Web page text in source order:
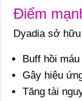
Điểm
Dyadia sở
Buff hồi
Gây hiệu
Tăng tài